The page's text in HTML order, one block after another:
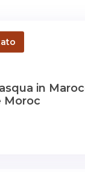
in
Moroc